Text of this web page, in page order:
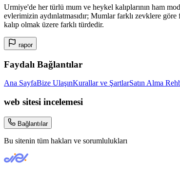
Urmiye'de her türlü mum ve heykel kalıplarının ham
evlerimizin aydınlatmasıdır; Mumlar farklı zevklere
kalıp olmak üzere farklı türdedir.
rapor
Faydalı Bağlantılar
Ana SayfaBize UlaşınKurallar ve ŞartlarSatın Alma
web sitesi incelemesi
Bağlantılar
Bu sitenin tüm hakları ve sorumlulukları